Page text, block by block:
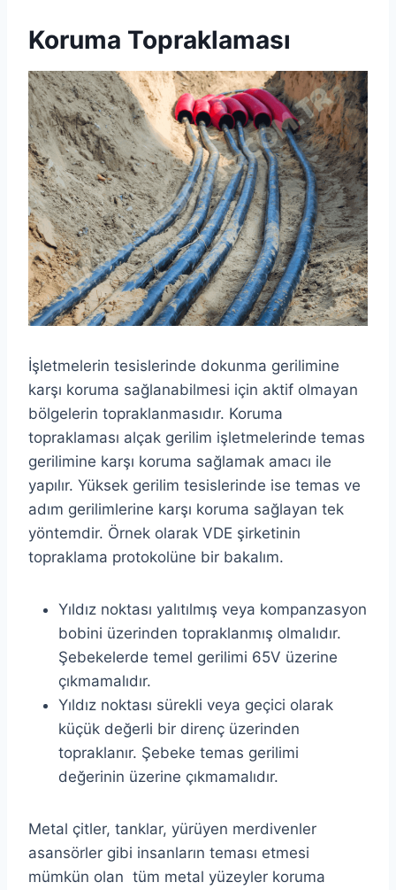
Koruma Topraklaması
İşletmelerin tesislerinde dokunma gerilimine
karşı koruma sağlanabilmesi için aktif olmayan
bölgelerin topraklanmasıdır. Koruma
topraklaması alçak gerilim işletmelerinde temas
gerilimine karşı koruma sağlamak amacı ile
yapılır. Yüksek gerilim tesislerinde ise temas ve
adım gerilimlerine karşı koruma sağlayan tek
yöntemdir. Örnek olarak VDE şirketinin
topraklama protokolüne bir bakalım.
Yıldız noktası yalıtılmış veya kompanzasyon
bobini üzerinden topraklanmış olmalıdır.
Şebekelerde temel gerilimi 65V üzerine
çıkmamalıdır.
Yıldız noktası sürekli veya geçici olarak
küçük değerli bir direnç üzerinden
topraklanır. Şebeke temas gerilimi
değerinin üzerine çıkmamalıdır.
Metal çitler, tanklar, yürüyen merdivenler
asansörler gibi insanların teması etmesi
mümkün olan tüm metal yüzeyler koruma